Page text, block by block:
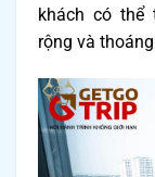
khách có thể
rộng và